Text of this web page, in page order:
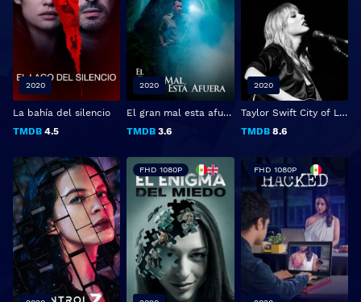
La bahía del silencio
TMDB 4.5
2020
El gran mal esta afuera (Hunter's Moon)
TMDB 3.6
2020
Taylor Swift City of Lover Concert
TMDB8.6
2020
FHD 1080P FHD 1080P